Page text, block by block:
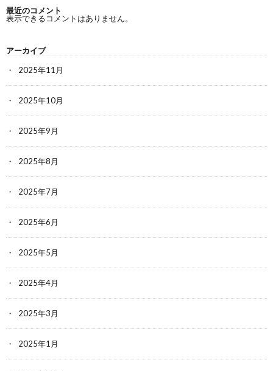
最近のコメント
表示できるコメントはありません。
アーカイブ
2025年11月
2025年10月
2025年9月
2025年8月
2025年7月
2025年6月
2025年5月
2025年4月
2025年3月
2025年1月